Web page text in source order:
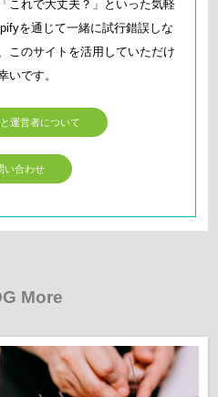
これで大丈夫？」といった気軽
を通じて一緒に試行錯誤しな
このサイトを活用していただけ
いです。
運営者について
い合わせ
More